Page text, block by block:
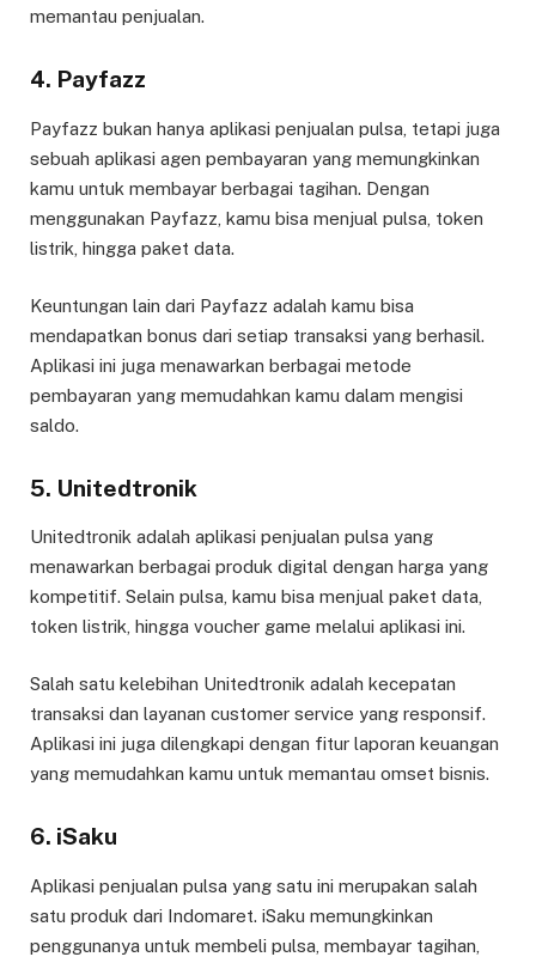
memantau penjualan.
4. Payfazz
Payfazz bukan hanya aplikasi penjualan pulsa, tetapi juga
sebuah aplikasi agen pembayaran yang memungkinkan
kamu untuk membayar berbagai tagihan. Dengan
menggunakan Payfazz, kamu bisa menjual pulsa, token
listrik, hingga paket data.
Keuntungan lain dari Payfazz adalah kamu bisa
mendapatkan bonus dari setiap transaksi yang berhasil.
Aplikasi ini juga menawarkan berbagai metode
pembayaran yang memudahkan kamu dalam mengisi
saldo.
5. Unitedtronik
Unitedtronik adalah aplikasi penjualan pulsa yang
menawarkan berbagai produk digital dengan harga yang
kompetitif. Selain pulsa, kamu bisa menjual paket data,
token listrik, hingga voucher game melalui aplikasi ini.
Salah satu kelebihan Unitedtronik adalah kecepatan
transaksi dan layanan customer service yang responsif.
Aplikasi ini juga dilengkapi dengan fitur laporan keuangan
yang memudahkan kamu untuk memantau omset bisnis.
6. iSaku
Aplikasi penjualan pulsa yang satu ini merupakan salah
satu produk dari Indomaret. iSaku memungkinkan
penggunanya untuk membeli pulsa, membayar tagihan,